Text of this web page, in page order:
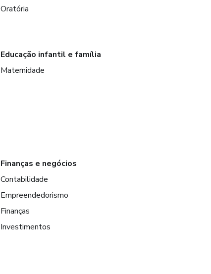
Oratória
Educação infantil e família
Maternidade
Finanças e negócios
Contabilidade
Empreendedorismo
Finanças
Investimentos